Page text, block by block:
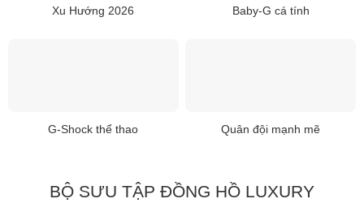
Xu Hướng 2026 Baby-G cá tính
G-Shock thể thao Quân đội mạnh mẽ
BỘ SƯU TẬP ĐỒNG HỒ LUXURY